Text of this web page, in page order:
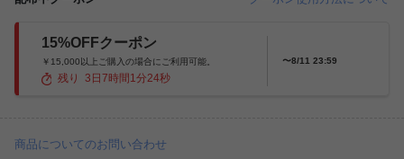
15%OFFクーポン
￥15,000以上ご購入の場合にご利用可能。
残り 3 日 7 時間 1分23秒
〜8/11 23:59
商品についてのお問い合わせ